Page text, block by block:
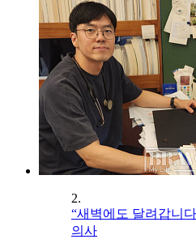
2.
“새벽에도 달려갑니
의사